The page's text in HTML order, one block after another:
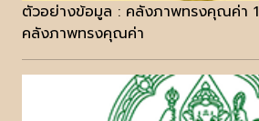
ตัวอย่างข้อมูล : คลังภาพทรงคุณค่า 1
คลังภาพทรงคุณค่า